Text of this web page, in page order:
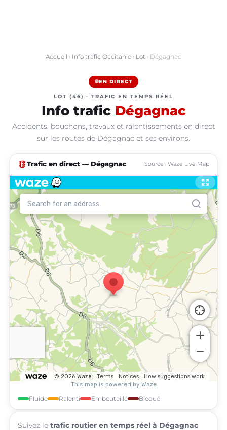
Accueil › Info trafic Occitanie › Lot › Dégagnac
EN DIRECT
LOT (46) · TRAFIC EN TEMPS RÉEL
Info trafic Dégagnac
Accidents, bouchons, travaux et ralentissements en direct
sur les routes de Dégagnac et ses environs.
traffic Trafic en direct — Dégagnac Source : Waze Live Map
Fluide Ralenti Embouteillé Bloqué
Suivez le trafic routier en temps réel à Dégagnac